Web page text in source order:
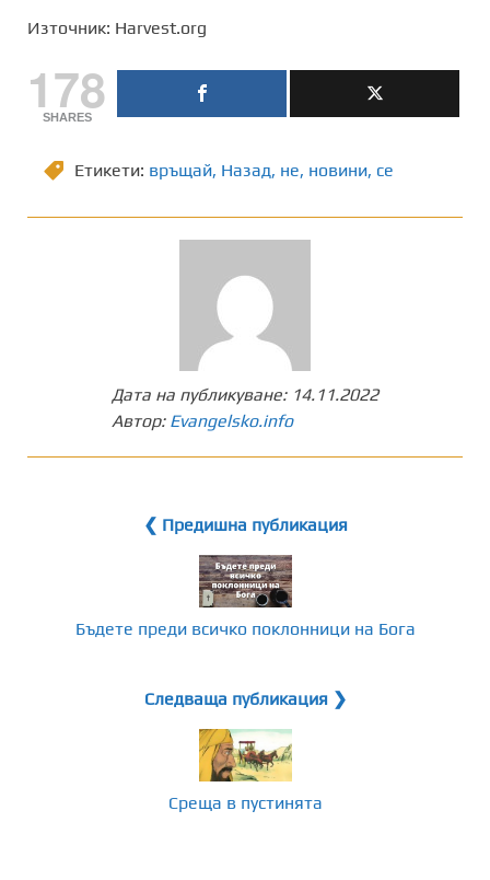
Източник: Harvest.org
178
SHARES
Етикети: връщай, Назад, не, новини, се
Дата на публикуване: 14.11.2022
Автор: Evangelsko.info
❮ Предишна публикация
Бъдете преди всичко поклонници на Бога
Следваща публикация ❯
Среща в пустинята